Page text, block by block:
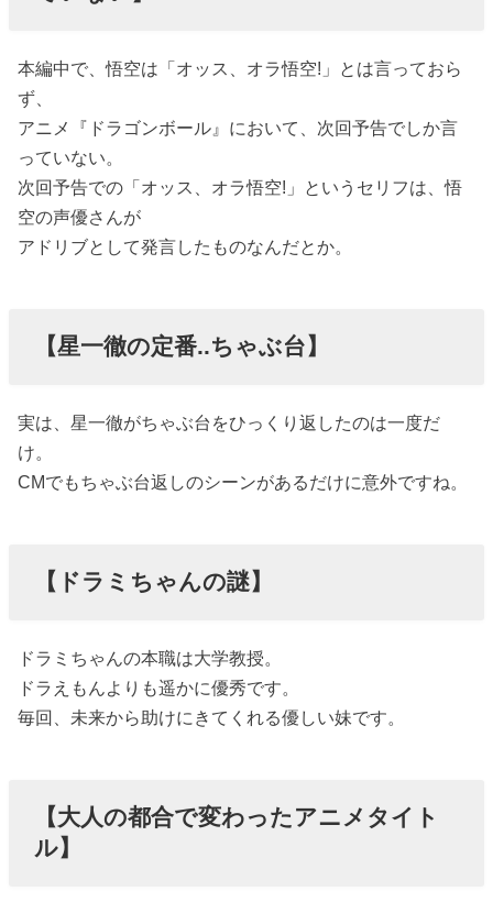
本編中で、悟空は「オッス、オラ悟空!」とは言っておら
ず、
アニメ『ドラゴンボール』において、次回予告でしか言
っていない。
次回予告での「オッス、オラ悟空!」というセリフは、悟
空の声優さんが
アドリブとして発言したものなんだとか。
【星一徹の定番..ちゃぶ台】
実は、星一徹がちゃぶ台をひっくり返したのは一度だ
け。
CMでもちゃぶ台返しのシーンがあるだけに意外ですね。
【ドラミちゃんの謎】
ドラミちゃんの本職は大学教授。
ドラえもんよりも遥かに優秀です。
毎回、未来から助けにきてくれる優しい妹です。
【大人の都合で変わったアニメタイト
ル】